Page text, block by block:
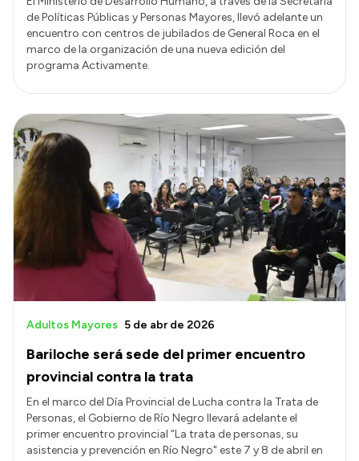
de Políticas Públicas y Personas Mayores, llevó adelante un
encuentro con centros de jubilados de General Roca en el
marco de la organización de una nueva edición del
programa Activamente.
Bariloche será sede del primer encuentro
provincial contra la trata
Adultos Mayores 5 de abr de 2026
En el marco del Día Provincial de Lucha contra la Trata de
Personas, el Gobierno de Río Negro llevará adelante el
primer encuentro provincial “La trata de personas, su
asistencia y prevención en Río Negro" este 7 y 8 de abril en